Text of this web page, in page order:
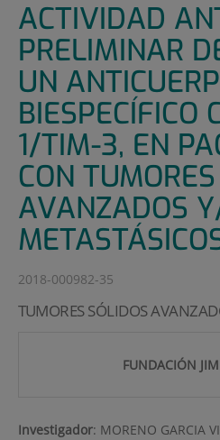
ACTIVIDAD
PRELIMINAR
UN
BIESPECÍFICO
1/TIM-3, EN
CON
AVANZADOS
2018-000982-35
TUMORES SÓLIDOS
FUNDACIÓN
Investigador: MORENO GARCIA